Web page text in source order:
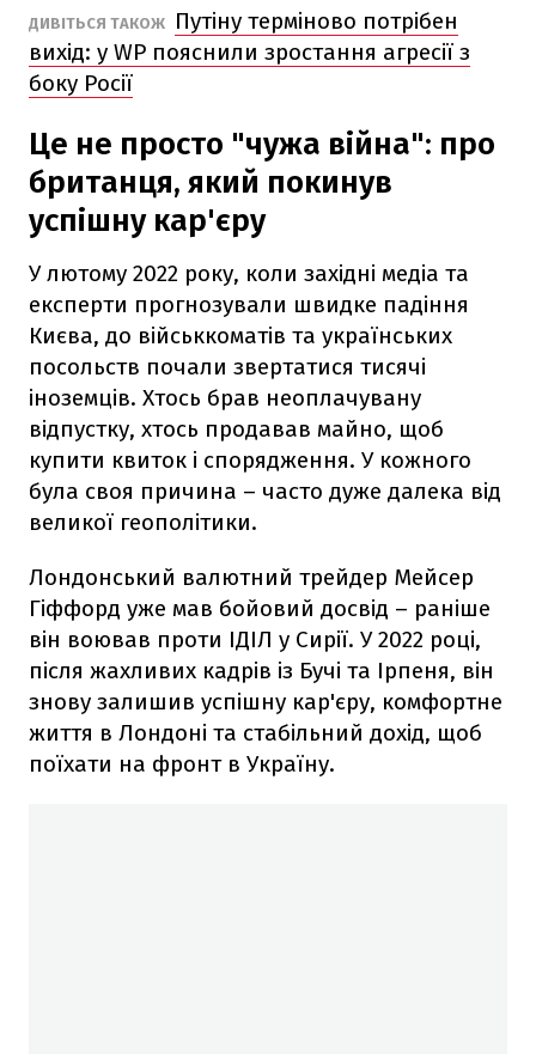
ДИВІТЬСЯ ТАКОЖ
Путіну терміново потрібен
вихід: у WP пояснили зростання агресії з
боку Росії
Це не просто "чужа війна": про
британця, який покинув
успішну кар'єру
У лютому 2022 року, коли західні медіа та
експерти прогнозували швидке падіння
Києва, до військкоматів та українських
посольств почали звертатися тисячі
іноземців. Хтось брав неоплачувану
відпустку, хтось продавав майно, щоб
купити квиток і спорядження. У кожного
була своя причина – часто дуже далека від
великої геополітики.
Лондонський валютний трейдер Мейсер
Гіффорд уже мав бойовий досвід – раніше
він воював проти ІДІЛ у Сирії. У 2022 році,
після жахливих кадрів із Бучі та Ірпеня, він
знову залишив успішну кар'єру, комфортне
життя в Лондоні та стабільний дохід, щоб
поїхати на фронт в Україну.